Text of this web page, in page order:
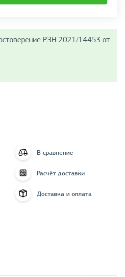
РЗН 2021/14453 от
В сравнение
Расчёт доставки
Доставка и оплата